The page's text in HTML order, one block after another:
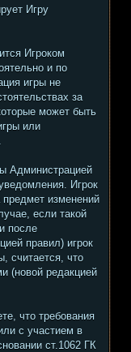
Игру
Игроком
и по
игры не
за
может быть
или
Администрацией
Игрок
предмет изменений
если такой
после
правил) игрок
считается, что
(новой редакцией
что требования
с участием в
ст.1062 ГК